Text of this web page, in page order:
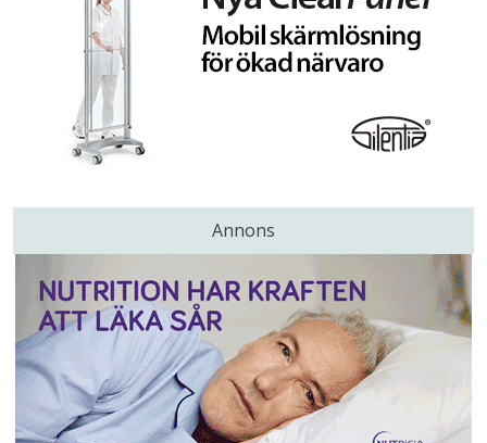
Annons